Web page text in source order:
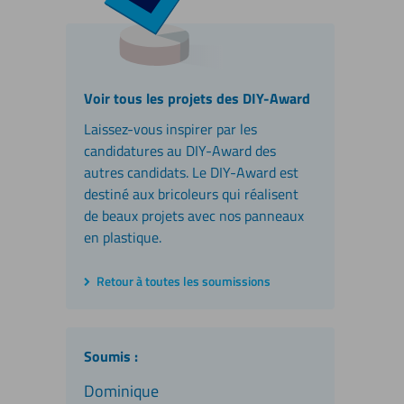
Voir tous les projets des DIY-Award
Laissez-vous inspirer par les
candidatures au DIY-Award des
autres candidats. Le DIY-Award est
destiné aux bricoleurs qui réalisent
de beaux projets avec nos panneaux
en plastique.
Retour à toutes les soumissions
Soumis :
Dominique